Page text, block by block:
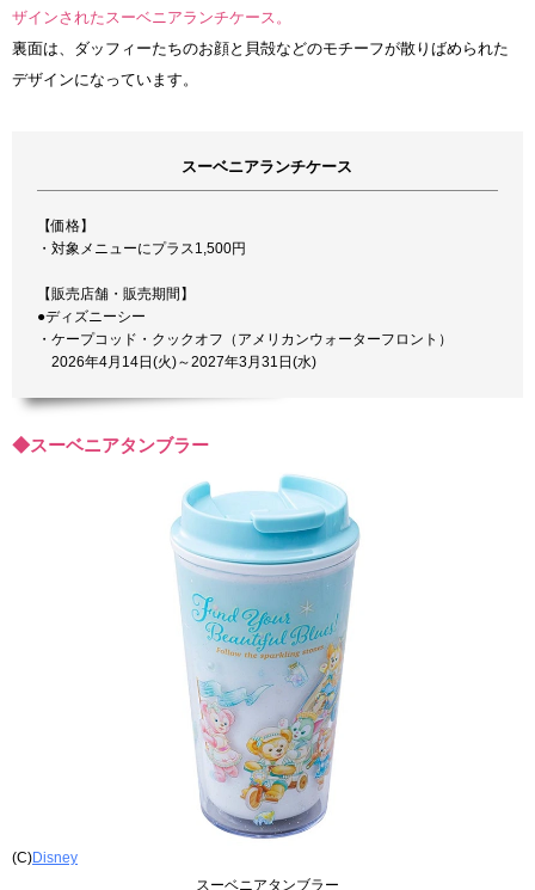
ザインされたスーベニアランチケース。
裏面は、ダッフィーたちのお顔と貝殻などのモチーフが散りばめられた
デザインになっています。
スーベニアランチケース
【価格】
・対象メニューにプラス1,500円
【販売店舗・販売期間】
●ディズニーシー
・ケープコッド・クックオフ（アメリカンウォーターフロント）
2026年4月14日(火)～2027年3月31日(水)
◆スーベニアタンブラー
(C)Disney
スーベニアタンブラー